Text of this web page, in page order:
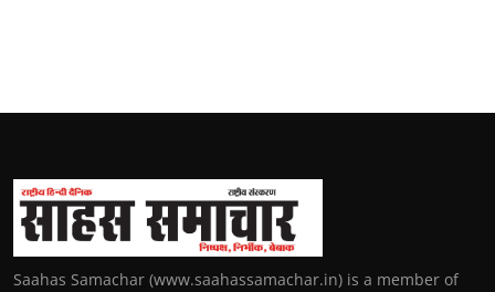
Saahas Samachar (www.saahassamachar.in) is a member of